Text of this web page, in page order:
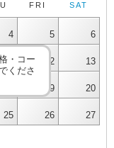
FRI SAT
4 5 6
11 12 13
19 20
25 26 27
・コー
くださ